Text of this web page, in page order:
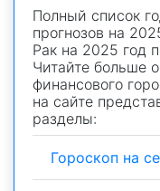
Полный список
прогнозов на
Рак на 2025 год
Читайте больше
финансового
на сайте
разделы:
Гороскоп на